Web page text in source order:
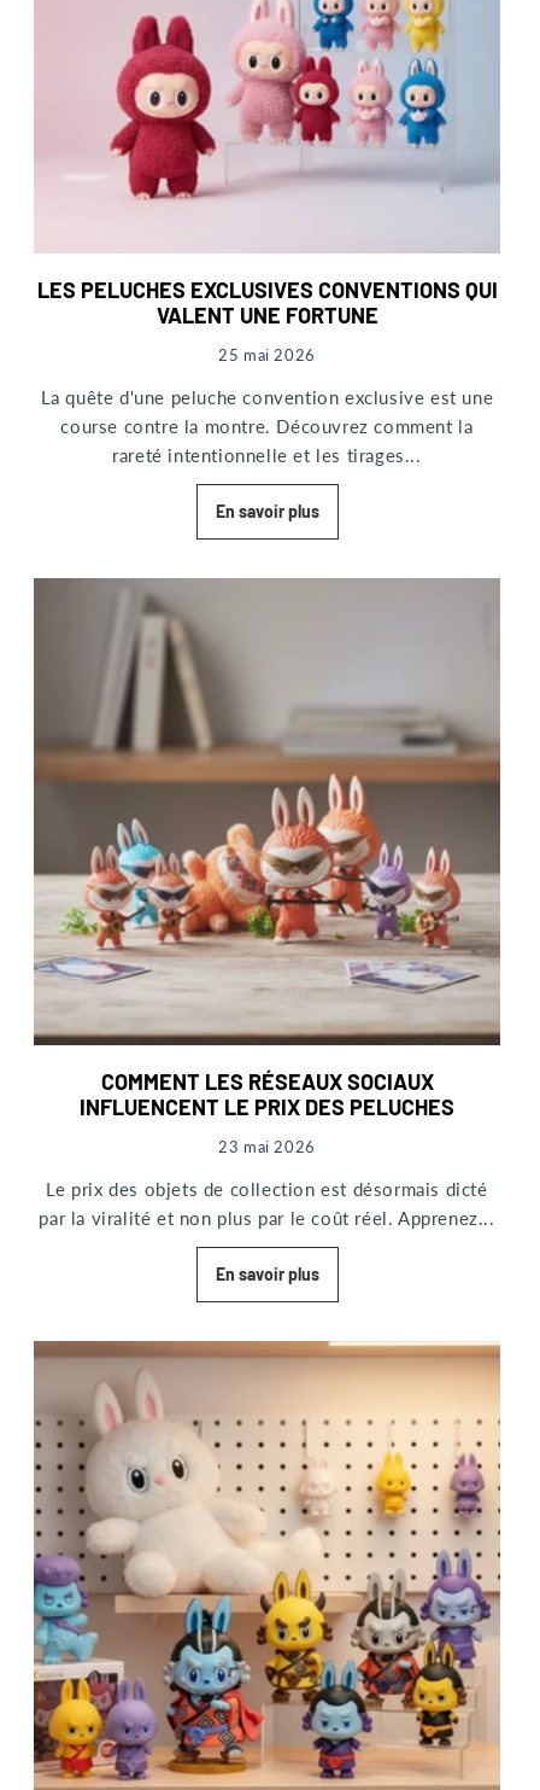
LES PELUCHES EXCLUSIVES CONVENTIONS QUI
VALENT UNE FORTUNE
25 mai 2026
La quête d'une peluche convention exclusive est une
course contre la montre. Découvrez comment la
rareté intentionnelle et les tirages...
En savoir plus
COMMENT LES RÉSEAUX SOCIAUX
INFLUENCENT LE PRIX DES PELUCHES
23 mai 2026
Le prix des objets de collection est désormais dicté
par la viralité et non plus par le coût réel. Apprenez...
En savoir plus